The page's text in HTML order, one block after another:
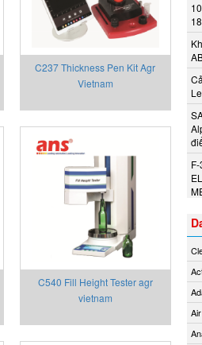
C237 Thickness Pen Kit Agr
Vietnam
C540 Fill Height Tester agr
vietnam